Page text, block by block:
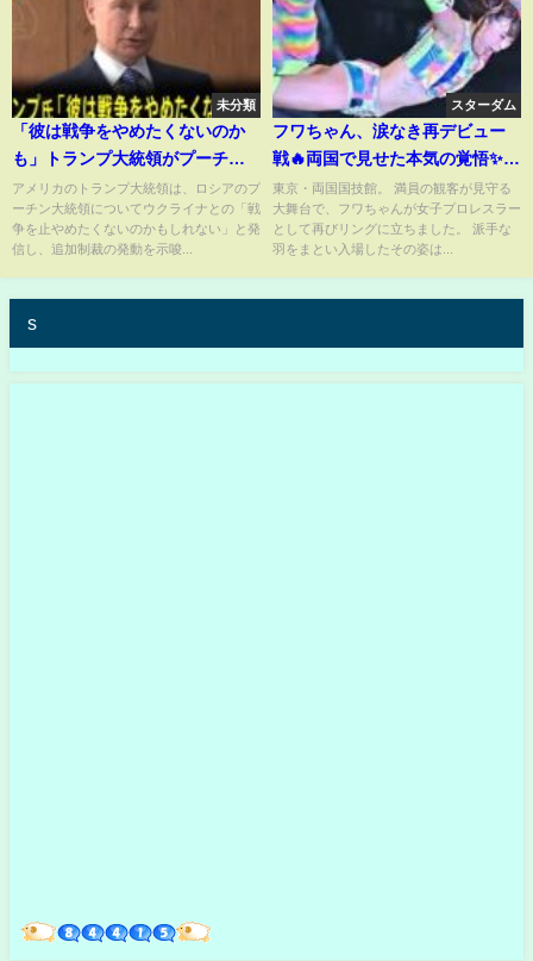
未分類
「彼は戦争をやめたくないのか
も」トランプ大統領がプーチン
大統領に不信感 追加制裁を示
唆｜TBS NEWS DIG
アメリカのトランプ大統領は、ロシアのプ
ーチン大統領についてウクライナとの「戦
争を止やめたくないのかもしれない」と発
信し、追加制裁の発動を示唆...
スターダム
フワちゃん、涙なき再デビュー
戦🔥両国で見せた本気の覚悟✨ #
フワちゃん#再デビュー戦#スタ
ーダム#女子プロレス
東京・両国国技館。 満員の観客が見守る
大舞台で、フワちゃんが女子プロレスラー
として再びリングに立ちました。 派手な
羽をまとい入場したその姿は...
s